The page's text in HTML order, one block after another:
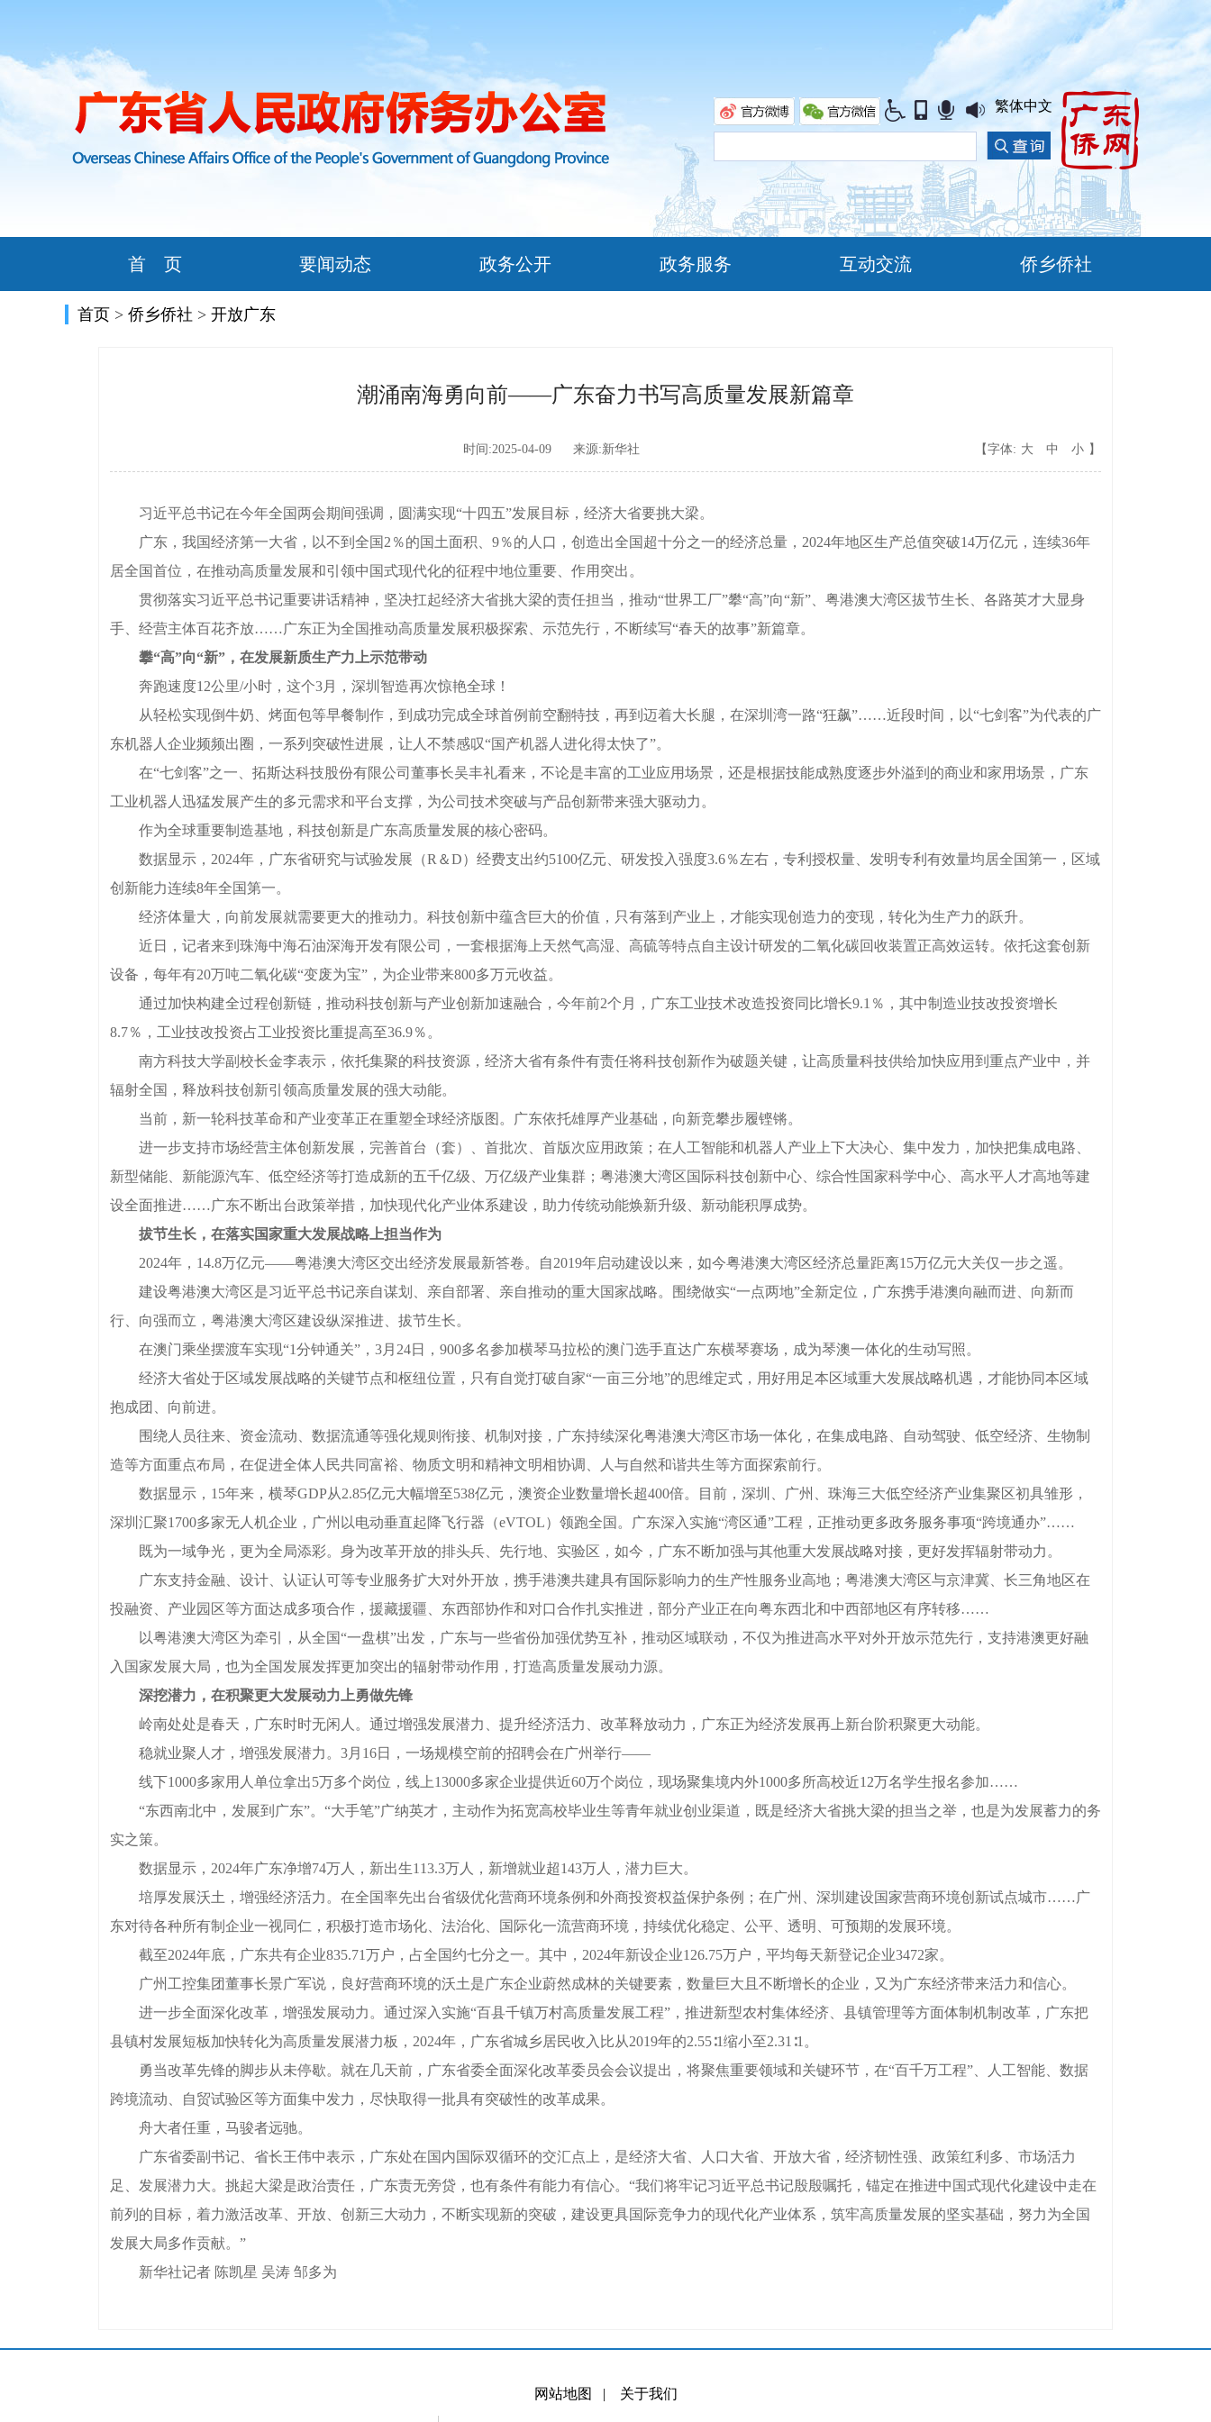
繁体中文
首 页 要闻动态 政务公开 政务服务 互动交流 侨乡侨社
首页 > 侨乡侨社 > 开放广东
潮涌南海勇向前——广东奋力书写高质量发展新篇章
时间:2025-04-09 来源:新华社 【字体: 大 中 小 】
习近平总书记在今年全国两会期间强调，圆满实现“十四五”发展目标，经济大省要挑大梁。
广东，我国经济第一大省，以不到全国2％的国土面积、9％的人口，创造出全国超十分之一的经济总量，2024年地区生产总值突破14万亿元，连续36年
居全国首位，在推动高质量发展和引领中国式现代化的征程中地位重要、作用突出。
贯彻落实习近平总书记重要讲话精神，坚决扛起经济大省挑大梁的责任担当，推动“世界工厂”攀“高”向“新”、粤港澳大湾区拔节生长、各路英才大显身
手、经营主体百花齐放……广东正为全国推动高质量发展积极探索、示范先行，不断续写“春天的故事”新篇章。
攀“高”向“新”，在发展新质生产力上示范带动
奔跑速度12公里/小时，这个3月，深圳智造再次惊艳全球！
从轻松实现倒牛奶、烤面包等早餐制作，到成功完成全球首例前空翻特技，再到迈着大长腿，在深圳湾一路“狂飙”……近段时间，以“七剑客”为代表的广
东机器人企业频频出圈，一系列突破性进展，让人不禁感叹“国产机器人进化得太快了”。
在“七剑客”之一、拓斯达科技股份有限公司董事长吴丰礼看来，不论是丰富的工业应用场景，还是根据技能成熟度逐步外溢到的商业和家用场景，广东
工业机器人迅猛发展产生的多元需求和平台支撑，为公司技术突破与产品创新带来强大驱动力。
作为全球重要制造基地，科技创新是广东高质量发展的核心密码。
数据显示，2024年，广东省研究与试验发展（R＆D）经费支出约5100亿元、研发投入强度3.6％左右，专利授权量、发明专利有效量均居全国第一，区域
创新能力连续8年全国第一。
经济体量大，向前发展就需要更大的推动力。科技创新中蕴含巨大的价值，只有落到产业上，才能实现创造力的变现，转化为生产力的跃升。
近日，记者来到珠海中海石油深海开发有限公司，一套根据海上天然气高湿、高硫等特点自主设计研发的二氧化碳回收装置正高效运转。依托这套创新
设备，每年有20万吨二氧化碳“变废为宝”，为企业带来800多万元收益。
通过加快构建全过程创新链，推动科技创新与产业创新加速融合，今年前2个月，广东工业技术改造投资同比增长9.1％，其中制造业技改投资增长
8.7％，工业技改投资占工业投资比重提高至36.9％。
南方科技大学副校长金李表示，依托集聚的科技资源，经济大省有条件有责任将科技创新作为破题关键，让高质量科技供给加快应用到重点产业中，并
辐射全国，释放科技创新引领高质量发展的强大动能。
当前，新一轮科技革命和产业变革正在重塑全球经济版图。广东依托雄厚产业基础，向新竞攀步履铿锵。
进一步支持市场经营主体创新发展，完善首台（套）、首批次、首版次应用政策；在人工智能和机器人产业上下大决心、集中发力，加快把集成电路、
新型储能、新能源汽车、低空经济等打造成新的五千亿级、万亿级产业集群；粤港澳大湾区国际科技创新中心、综合性国家科学中心、高水平人才高地等建
设全面推进……广东不断出台政策举措，加快现代化产业体系建设，助力传统动能焕新升级、新动能积厚成势。
拔节生长，在落实国家重大发展战略上担当作为
2024年，14.8万亿元——粤港澳大湾区交出经济发展最新答卷。自2019年启动建设以来，如今粤港澳大湾区经济总量距离15万亿元大关仅一步之遥。
建设粤港澳大湾区是习近平总书记亲自谋划、亲自部署、亲自推动的重大国家战略。围绕做实“一点两地”全新定位，广东携手港澳向融而进、向新而
行、向强而立，粤港澳大湾区建设纵深推进、拔节生长。
在澳门乘坐摆渡车实现“1分钟通关”，3月24日，900多名参加横琴马拉松的澳门选手直达广东横琴赛场，成为琴澳一体化的生动写照。
经济大省处于区域发展战略的关键节点和枢纽位置，只有自觉打破自家“一亩三分地”的思维定式，用好用足本区域重大发展战略机遇，才能协同本区域
抱成团、向前进。
围绕人员往来、资金流动、数据流通等强化规则衔接、机制对接，广东持续深化粤港澳大湾区市场一体化，在集成电路、自动驾驶、低空经济、生物制
造等方面重点布局，在促进全体人民共同富裕、物质文明和精神文明相协调、人与自然和谐共生等方面探索前行。
数据显示，15年来，横琴GDP从2.85亿元大幅增至538亿元，澳资企业数量增长超400倍。目前，深圳、广州、珠海三大低空经济产业集聚区初具雏形，
深圳汇聚1700多家无人机企业，广州以电动垂直起降飞行器（eVTOL）领跑全国。广东深入实施“湾区通”工程，正推动更多政务服务事项“跨境通办”……
既为一域争光，更为全局添彩。身为改革开放的排头兵、先行地、实验区，如今，广东不断加强与其他重大发展战略对接，更好发挥辐射带动力。
广东支持金融、设计、认证认可等专业服务扩大对外开放，携手港澳共建具有国际影响力的生产性服务业高地；粤港澳大湾区与京津冀、长三角地区在
投融资、产业园区等方面达成多项合作，援藏援疆、东西部协作和对口合作扎实推进，部分产业正在向粤东西北和中西部地区有序转移……
以粤港澳大湾区为牵引，从全国“一盘棋”出发，广东与一些省份加强优势互补，推动区域联动，不仅为推进高水平对外开放示范先行，支持港澳更好融
入国家发展大局，也为全国发展发挥更加突出的辐射带动作用，打造高质量发展动力源。
深挖潜力，在积聚更大发展动力上勇做先锋
岭南处处是春天，广东时时无闲人。通过增强发展潜力、提升经济活力、改革释放动力，广东正为经济发展再上新台阶积聚更大动能。
稳就业聚人才，增强发展潜力。3月16日，一场规模空前的招聘会在广州举行——
线下1000多家用人单位拿出5万多个岗位，线上13000多家企业提供近60万个岗位，现场聚集境内外1000多所高校近12万名学生报名参加……
“东西南北中，发展到广东”。“大手笔”广纳英才，主动作为拓宽高校毕业生等青年就业创业渠道，既是经济大省挑大梁的担当之举，也是为发展蓄力的务
实之策。
数据显示，2024年广东净增74万人，新出生113.3万人，新增就业超143万人，潜力巨大。
培厚发展沃土，增强经济活力。在全国率先出台省级优化营商环境条例和外商投资权益保护条例；在广州、深圳建设国家营商环境创新试点城市……广
东对待各种所有制企业一视同仁，积极打造市场化、法治化、国际化一流营商环境，持续优化稳定、公平、透明、可预期的发展环境。
截至2024年底，广东共有企业835.71万户，占全国约七分之一。其中，2024年新设企业126.75万户，平均每天新登记企业3472家。
广州工控集团董事长景广军说，良好营商环境的沃土是广东企业蔚然成林的关键要素，数量巨大且不断增长的企业，又为广东经济带来活力和信心。
进一步全面深化改革，增强发展动力。通过深入实施“百县千镇万村高质量发展工程”，推进新型农村集体经济、县镇管理等方面体制机制改革，广东把
县镇村发展短板加快转化为高质量发展潜力板，2024年，广东省城乡居民收入比从2019年的2.55∶1缩小至2.31∶1。
勇当改革先锋的脚步从未停歇。就在几天前，广东省委全面深化改革委员会会议提出，将聚焦重要领域和关键环节，在“百千万工程”、人工智能、数据
跨境流动、自贸试验区等方面集中发力，尽快取得一批具有突破性的改革成果。
舟大者任重，马骏者远驰。
广东省委副书记、省长王伟中表示，广东处在国内国际双循环的交汇点上，是经济大省、人口大省、开放大省，经济韧性强、政策红利多、市场活力
足、发展潜力大。挑起大梁是政治责任，广东责无旁贷，也有条件有能力有信心。“我们将牢记习近平总书记殷殷嘱托，锚定在推进中国式现代化建设中走在
前列的目标，着力激活改革、开放、创新三大动力，不断实现新的突破，建设更具国际竞争力的现代化产业体系，筑牢高质量发展的坚实基础，努力为全国
发展大局多作贡献。”
新华社记者 陈凯星 吴涛 邹多为
网站地图 | 关于我们